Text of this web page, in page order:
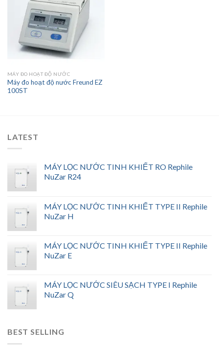
Add to
MÁY ĐO HOẠT ĐỘ NƯỚC
Máy đo hoạt độ nước Freund EZ
100ST
LATEST
MÁY LỌC NƯỚC TINH KHIẾT RO Rephile
NuZar R24
MÁY LỌC NƯỚC TINH KHIẾT TYPE II Rephile
NuZar H
MÁY LỌC NƯỚC TINH KHIẾT TYPE II Rephile
NuZar E
MÁY LỌC NƯỚC SIÊU SẠCH TYPE I Rephile
NuZar Q
BEST SELLING